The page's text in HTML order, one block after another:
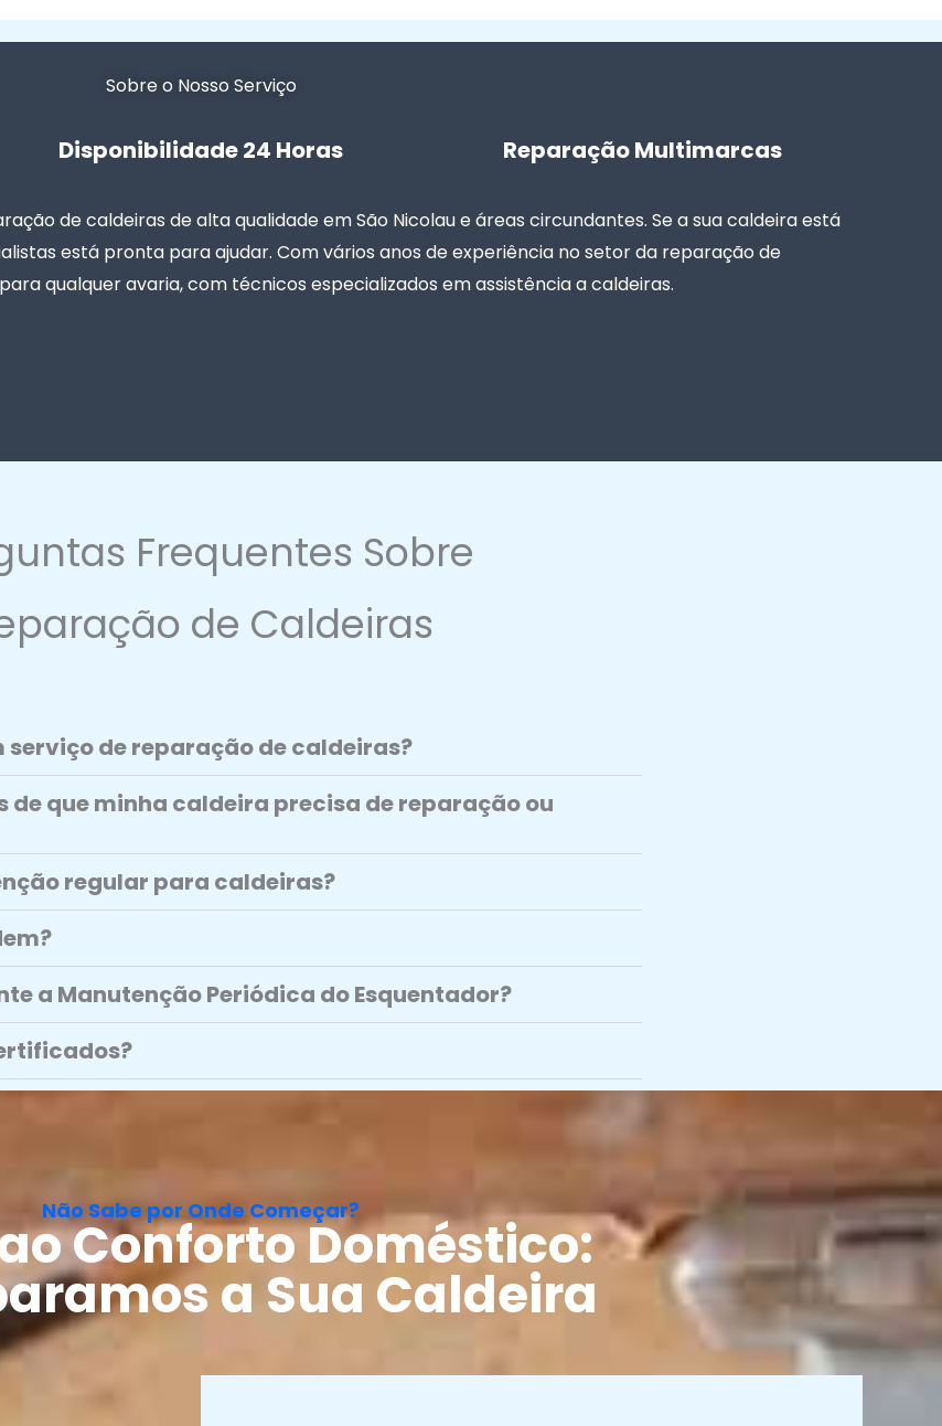
Sobre o Nosso Serviço
Disponibilidade 24 Horas Reparação Multimarcas
de caldeiras de alta qualidade em São Nicolau e áreas circundantes. Se a sua caldeira está
está pronta para ajudar. Com vários anos de experiência no setor da reparação de
qualquer avaria, com técnicos especializados em assistência a caldeiras.
Frequentes Sobre
de Caldeiras
de reparação de caldeiras?
de que minha caldeira precisa de reparação ou
regular para caldeiras?
a Manutenção Periódica do Esquentador?
Não Sabe por Onde Começar?
Conforto Doméstico:
a Sua Caldeira